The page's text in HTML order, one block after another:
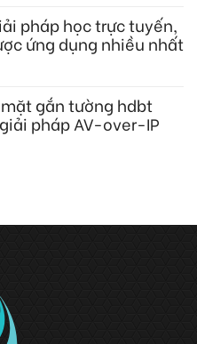
pháp học trực tuyến,
ứng dụng nhiều nhất
gắn tường hdbt
pháp AV-over-IP